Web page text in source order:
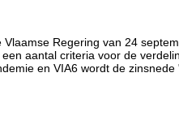
Regering van 24
aantal criteria voor de
en VIA6 wordt de